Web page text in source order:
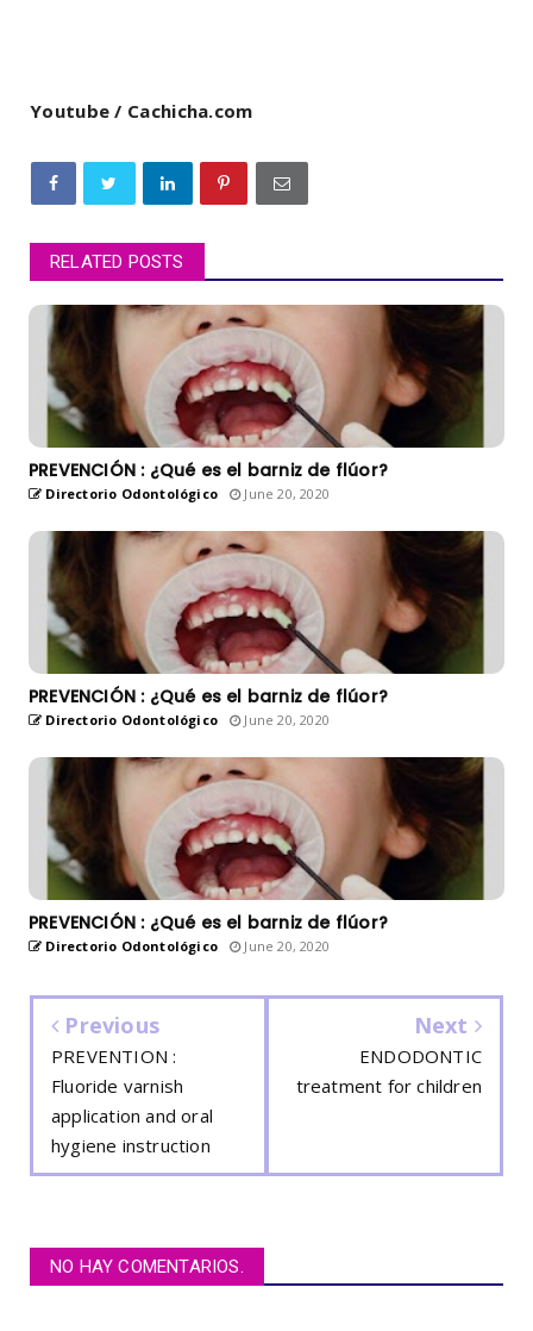
Youtube / Cachicha.com
RELATED POSTS
PREVENCIÓN : ¿Qué es el barniz de flúor?
Directorio Odontológico June 20, 2020
PREVENCIÓN : ¿Qué es el barniz de flúor?
Directorio Odontológico June 20, 2020
PREVENCIÓN : ¿Qué es el barniz de flúor?
Directorio Odontológico June 20, 2020
Previous
PREVENTION :
Fluoride varnish
application and oral
hygiene instruction
Next
ENDODONTIC
treatment for children
NO HAY COMENTARIOS.